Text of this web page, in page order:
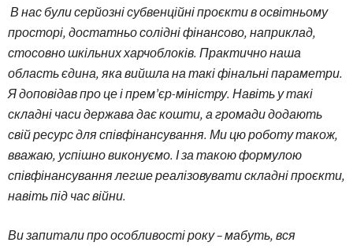
В нас були серйозні субвенційні проєкти в освітньому
просторі, достатньо солідні фінансово, наприклад,
стосовно шкільних харчоблоків. Практично наша
область єдина, яка вийшла на такі фінальні параметри.
Я доповідав про це і прем’єр-міністру. Навіть у такі
складні часи держава дає кошти, а громади додають
свій ресурс для співфінансування. Ми цю роботу також,
вважаю, успішно виконуємо. І за такою формулою
співфінансування легше реалізовувати складні проєкти,
навіть під час війни.
Ви запитали про особливості року – мабуть, вся